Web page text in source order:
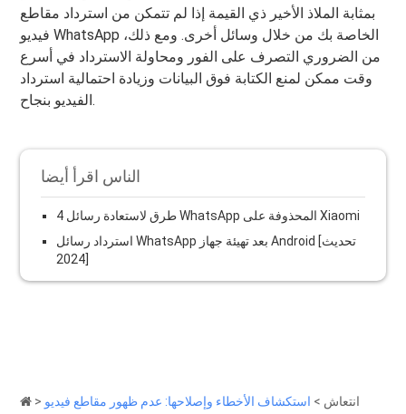
بمثابة الملاذ الأخير ذي القيمة إذا لم تتمكن من استرداد مقاطع
فيديو WhatsApp الخاصة بك من خلال وسائل أخرى. ومع ذلك،
من الضروري التصرف على الفور ومحاولة الاسترداد في أسرع
وقت ممكن لمنع الكتابة فوق البيانات وزيادة احتمالية استرداد
الفيديو بنجاح.
الناس اقرأ أيضا
4 طرق لاستعادة رسائل WhatsApp المحذوفة على Xiaomi
استرداد رسائل WhatsApp بعد تهيئة جهاز Android [تحديث
> انتعاش > استكشاف الأخطاء وإصلاحها: عدم ظهور مقاطع فيديو